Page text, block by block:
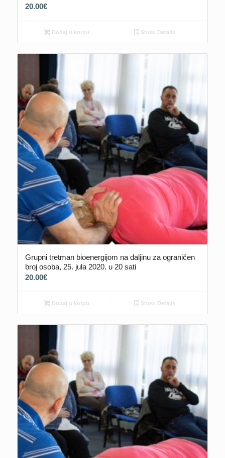
20.00€
Dodaj u korpu Show Details
Grupni tretman bioenergijom na daljinu za ograničen
broj osoba, 25. jula 2020. u 20 sati
20.00€
Dodaj u korpu Show Details